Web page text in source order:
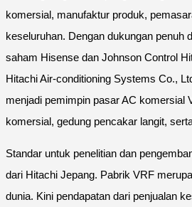
komersial, manufaktur produk,
keseluruhan. Dengan dukungan penuh
saham Hisense dan Johnson Control
Hitachi Air-conditioning Systems Co.,
menjadi pemimpin pasar AC komersial
komersial, gedung pencakar langit,
Standar untuk penelitian dan
dari Hitachi Jepang. Pabrik VRF
dunia. Kini pendapatan dari penjualan